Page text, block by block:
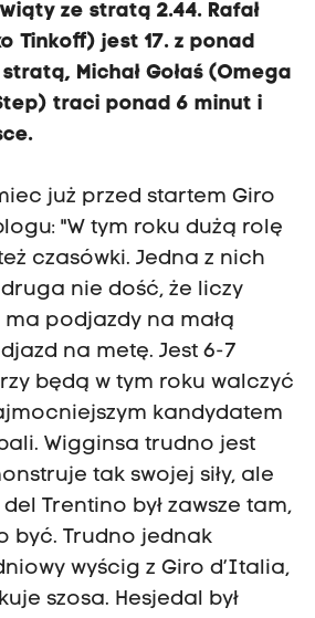
ze stratą 2.44. Rafał
Tinkoff) jest 17. z ponad
Michał Gołaś (Omega
traci ponad 6 minut i
już przed startem Giro
"W tym roku dużą rolę
czasówki. Jedna z nich
nie dość, że liczy
podjazdy na małą
na metę. Jest 6-7
będą w tym roku walczyć
kandydatem
Wigginsa trudno jest
tak swojej siły, ale
Trentino był zawsze tam,
być. Trudno jednak
wyścig z Giro d’Italia,
szosa. Hesjedal był